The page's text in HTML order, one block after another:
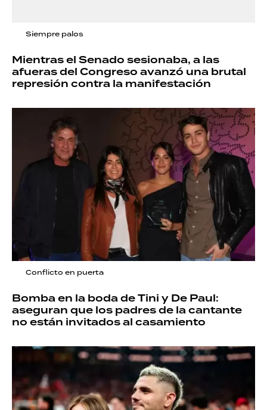
Siempre palos
Mientras el Senado sesionaba, a las
afueras del Congreso avanzó una brutal
represión contra la manifestación
Conflicto en puerta
Bomba en la boda de Tini y De Paul:
aseguran que los padres de la cantante
no están invitados al casamiento